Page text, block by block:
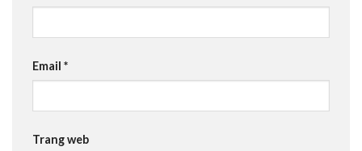
Email *
Trang web